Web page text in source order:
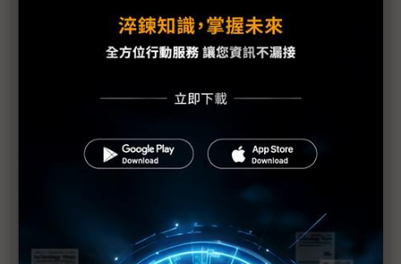
AI PC新品出貨迎2H26 迅杰無人機布局發酵營運看
拓凱擴大碳纖複材應用版圖 評估布局無人機、低軌
Anduril擬赴海外設廠 鎖定歐洲打造盟國軍工供應鏈
歐美軍工廠尋求技術合作 台灣無人機鏈瞄準「以戰